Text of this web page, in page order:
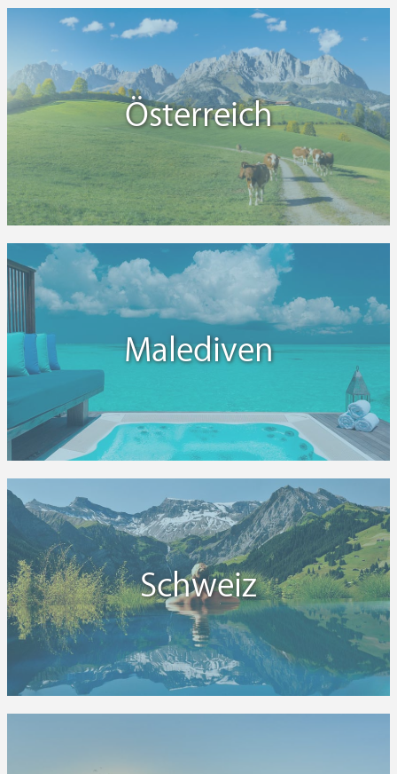
Österreich
Malediven
Schweiz